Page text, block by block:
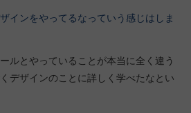
インをやってるなっていう感じはしま
ルとやっていることが本当に全く違う
デザインのことに詳しく学べたなとい